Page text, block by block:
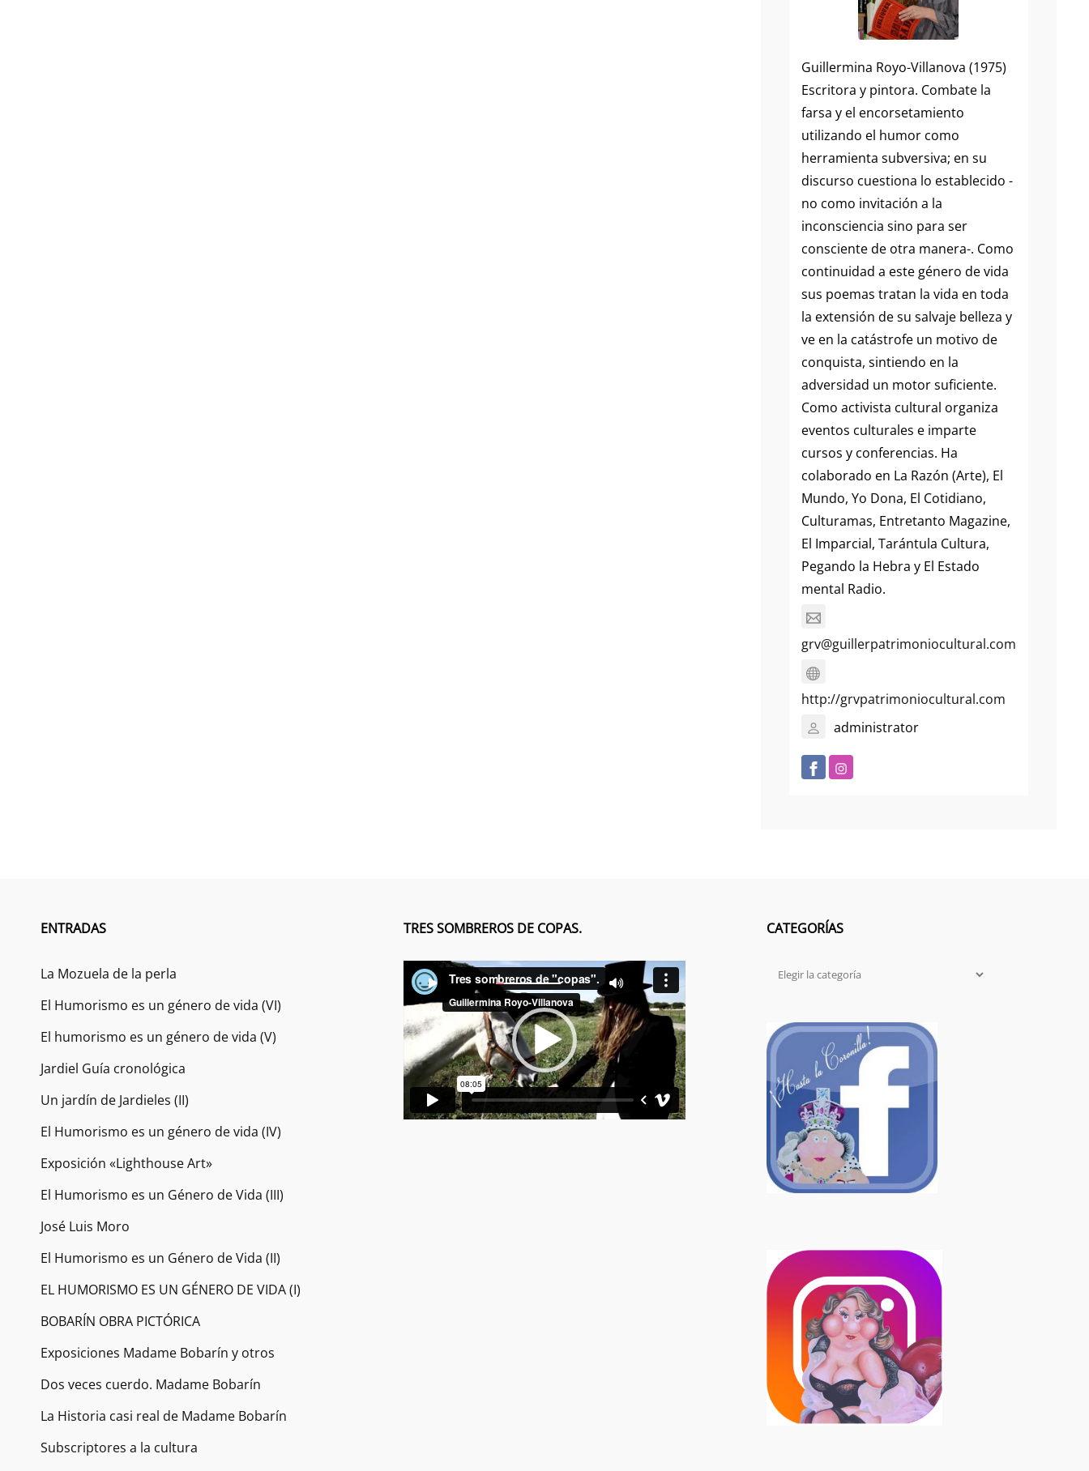
Guillermina Royo-Villanova (1975)
Escritora y pintora. Combate la
farsa y el encorsetamiento
utilizando el humor como
herramienta subversiva; en su
discurso cuestiona lo establecido -
no como invitación a la
inconsciencia sino para ser
consciente de otra manera-. Como
continuidad a este género de vida
sus poemas tratan la vida en toda
la extensión de su salvaje belleza y
ve en la catástrofe un motivo de
conquista, sintiendo en la
adversidad un motor suficiente.
Como activista cultural organiza
eventos culturales e imparte
cursos y conferencias. Ha
colaborado en La Razón (Arte), El
Mundo, Yo Dona, El Cotidiano,
Culturamas, Entretanto Magazine,
El Imparcial, Tarántula Cultura,
Pegando la Hebra y El Estado
mental Radio.
grv@guillerpatrimoniocultural.com
http://grvpatrimoniocultural.com
administrator
ENTRADAS
La Mozuela de la perla
El Humorismo es un género de vida (VI)
El humorismo es un género de vida (V)
Jardiel Guía cronológica
Un jardín de Jardieles (II)
El Humorismo es un género de vida (IV)
Exposición «Lighthouse Art»
El Humorismo es un Género de Vida (III)
José Luis Moro
El Humorismo es un Género de Vida (II)
EL HUMORISMO ES UN GÉNERO DE VIDA (I)
BOBARÍN OBRA PICTÓRICA
Exposiciones Madame Bobarín y otros
Dos veces cuerdo. Madame Bobarín
La Historia casi real de Madame Bobarín
Subscriptores a la cultura
TRES SOMBREROS DE COPAS.
Reproductor
de
vídeo
00:00 00:00
CATEGORÍAS
Categorías